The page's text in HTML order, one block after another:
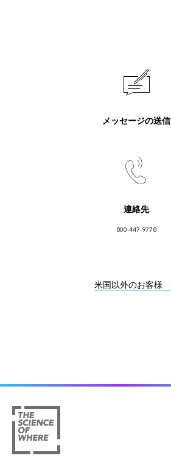
メッセージの送信
連絡先
800-447-9778
米国以外のお客様